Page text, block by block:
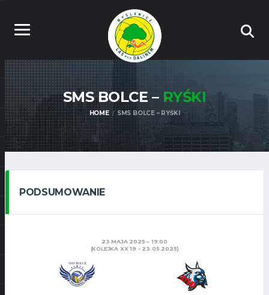
SMS BOLCE – RYŚKI
HOME SMS BOLCE – RYŚKI
PODSUMOWANIE
23 MAJA 2025
19:00
(KOLEJKA XX 19 - 23.05.2025)